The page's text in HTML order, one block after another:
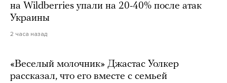
на Wildberries упали на 20-40% после атак
Украины
2 часа назад
«Веселый молочник» Джастас Уолкер
рассказал, что его вместе с семьей